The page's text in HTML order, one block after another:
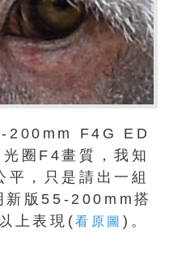
200mm F4G ED
圈F4畫質，我知
平，只是請出一組
新版55-200mm搭
上表現(看原圖 )。